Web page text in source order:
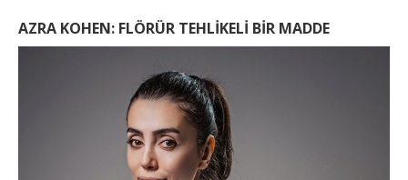
AZRA KOHEN: FLÖRÜR TEHLİKELİ BİR MADDE